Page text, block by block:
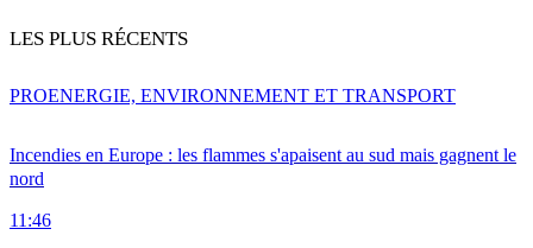
LES PLUS RÉCENTS
Incendies en Europe : les flammes s'apaisent au sud mais gagnent le
nord
11:46
PROENERGIE, ENVIRONNEMENT ET TRANSPORT